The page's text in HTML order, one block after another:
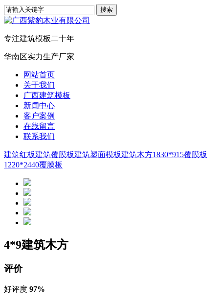
专注建筑模板二十年
华南区实力生产厂家
网站首页
关于我们
广西建筑模板
新闻中心
客户案例
在线留言
联系我们
建筑红板建筑覆膜板建筑塑面模板建筑木方1830*915覆膜板
1220*2440覆膜板
4*9建筑木方
评价
好评度 97%